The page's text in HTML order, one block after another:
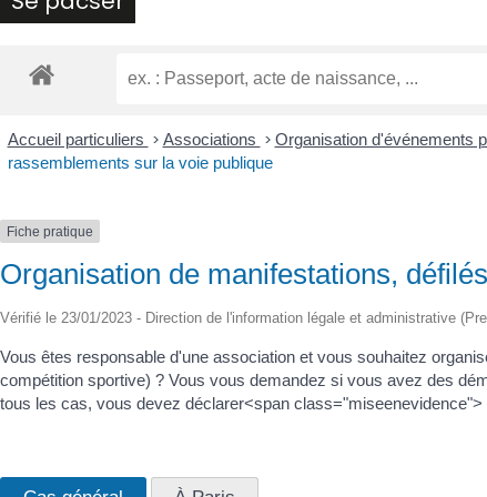
Accueil particuliers > Associations > Organisation d'événements
rassemblements sur la voie publique
Fiche pratique
Organisation de manifestations,
Vérifié le 23/01/2023 - Direction de l'information légale et administrative
Vous êtes responsable d'une association et vous souhaitez
compétition sportive) ? Vous vous demandez si vous avez des
tous les cas, vous devez déclarer<span